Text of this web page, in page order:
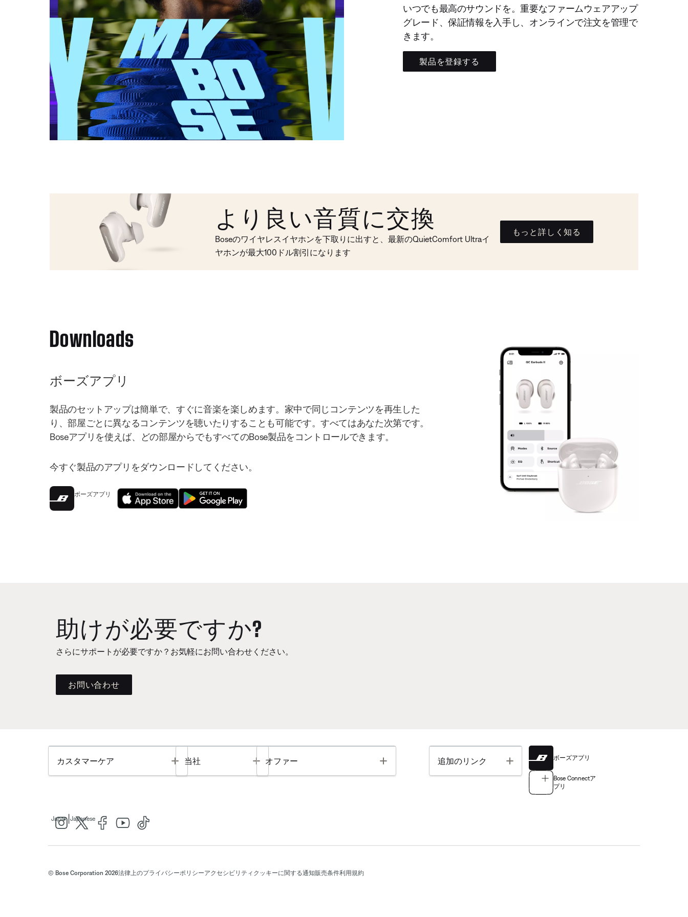
いつでも最高のサウンドを。重要なファームウェアアップ
グレード、保証情報を入手し、オンラインで注文を管理で
きます。
製品を登録する
より良い音質に交換
Boseのワイヤレスイヤホンを下取りに出すと、最新のQuietComfort Ultraイ
ヤホンが最大100ドル割引になります
もっと詳しく知る
Downloads
ボーズアプリ
製品のセットアップは簡単で、すぐに音楽を楽しめます。家中で同じコンテンツを再生した
り、部屋ごとに異なるコンテンツを聴いたりすることも可能です。すべてはあなた次第です。
Boseアプリを使えば、どの部屋からでもすべてのBose製品をコントロールできます。
今すぐ製品のアプリをダウンロードしてください。
ボーズアプリ
助けが必要ですか?
さらにサポートが必要ですか？お気軽にお問い合わせください。
お問い合わせ
カスタマーケア Toggle
当社 Toggle
オファー Toggle 追加のリンク Toggle ボーズアプリ
Bose Connectア
プリ
Japan Japanese
© Bose Corporation 2026法律上のプライバシーポリシーアクセシビリティ クッキーに関する通知販売条件利用規約